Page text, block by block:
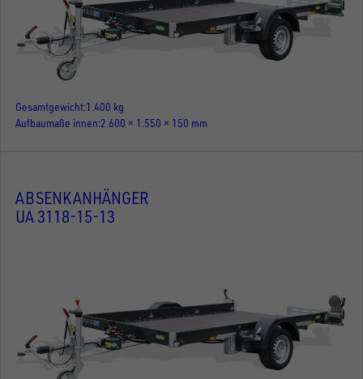
Gesamtgewicht 1.400 kg
Aufbaumaße innen 2.600 × 1.550 × 150 mm
ABSENKANHÄNGER
UA 3118-15-13